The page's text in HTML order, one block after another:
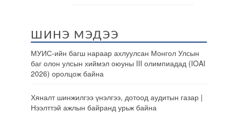
ШИНЭ МЭДЭЭ
МУИС-ийн багш нараар ахлуулсан Монгол Улсын
баг олон улсын хиймэл оюуны III олимпиадад (IOAI
2026) оролцож байна
Хяналт шинжилгээ үнэлгээ, дотоод аудитын газар |
Нээлттэй ажлын байранд урьж байна